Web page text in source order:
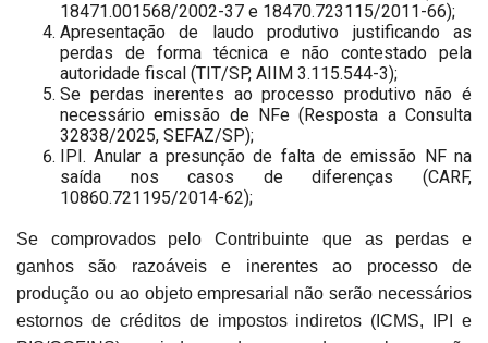
18471.001568/2002-37 e 18470.723115/2011-66);
Apresentação de laudo produtivo justificando as
perdas de forma técnica e não contestado pela
autoridade fiscal (TIT/SP, AIIM 3.115.544-3);
Se perdas inerentes ao processo produtivo não é
necessário emissão de NFe (Resposta a Consulta
32838/2025, SEFAZ/SP);
IPI. Anular a presunção de falta de emissão NF na
saída nos casos de diferenças (CARF,
10860.721195/2014-62);
Se comprovados pelo Contribuinte que as perdas e
ganhos são razoáveis e inerentes ao processo de
produção ou ao objeto empresarial não serão necessários
estornos de créditos de impostos indiretos (ICMS, IPI e